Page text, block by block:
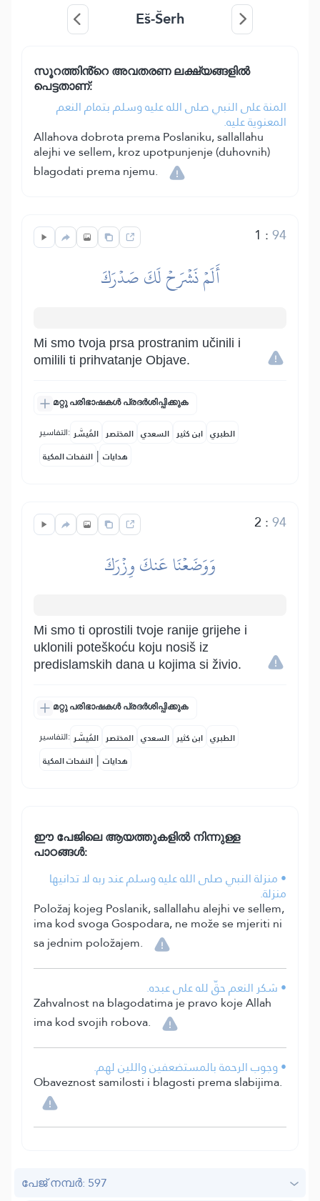
Eš-Šerh
സൂറത്തിൻ്റെ അവതരണ ലക്ഷ്യങ്ങളിൽ
പെട്ടതാണ്:
المنة على النبي صلى الله عليه وسلم بتمام النعم
المعنوية عليه.
Allahova dobrota prema Poslaniku, sallallahu
alejhi ve sellem, kroz upotpunjenje (duhovnih)
blagodati prema njemu.
1 :94
أَلَمۡ نَشۡرَحۡ لَكَ صَدۡرَكَ
Mi smo tvoja prsa prostranim učinili i
omilili ti prihvatanje Objave.
മറ്റു പരിഭാഷകൾ പ്രദർശിപ്പിക്കുക
التفاسير: المُيسَّر المختصر السعدي ابن كثير الطبري
النفحات المكية | هدايات
2 :94
وَوَضَعۡنَا عَنكَ وِزۡرَكَ
Mi smo ti oprostili tvoje ranije grijehe i
uklonili poteškoću koju nosiš iz
predislamskih dana u kojima si živio.
മറ്റു പരിഭാഷകൾ പ്രദർശിപ്പിക്കുക
التفاسير: المُيسَّر المختصر السعدي ابن كثير الطبري
النفحات المكية | هدايات
ഈ പേജിലെ ആയത്തുകളിൽ നിന്നുള്ള
പാഠങ്ങൾ:
• منزلة النبي صلى الله عليه وسلم عند ربه لا تدانيها
منزلة.
Položaj kojeg Poslanik, sallallahu alejhi ve sellem,
ima kod svoga Gospodara, ne može se mjeriti ni
sa jednim položajem.
• شكر النعم حقّ لله على عبده.
Zahvalnost na blagodatima je pravo koje Allah
ima kod svojih robova.
• وجوب الرحمة بالمستضعفين واللين لهم.
Obaveznost samilosti i blagosti prema slabijima.
പേജ് നമ്പർ: 597